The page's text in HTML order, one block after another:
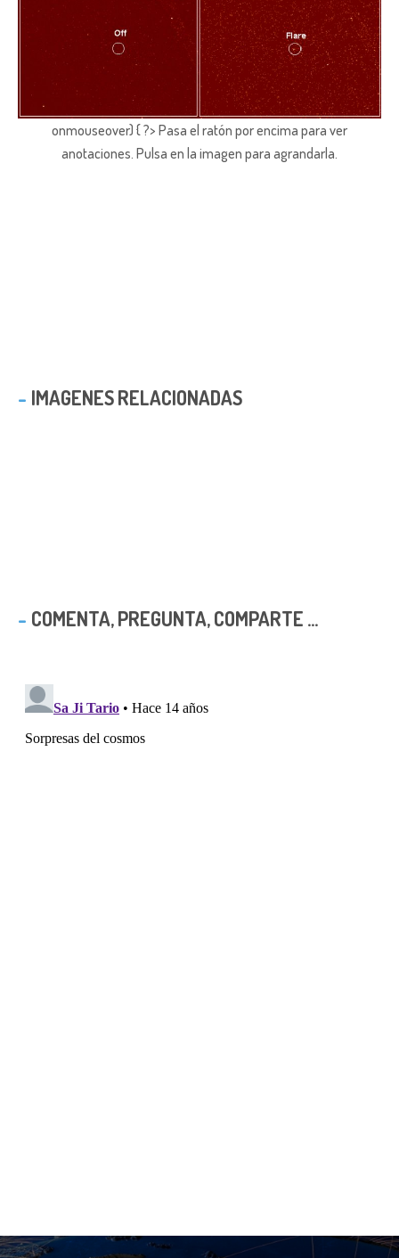
onmouseover) { ?> Pasa el ratón por encima para ver
anotaciones. Pulsa en la imagen para agrandarla.
IMAGENES RELACIONADAS
COMENTA, PREGUNTA, COMPARTE ...